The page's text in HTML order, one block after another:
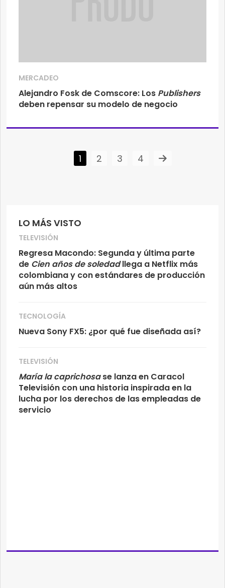
LO MÁS VISTO
TELEVISIÓN
Regresa Macondo: Segunda y última parte
de Cien años de soledadllega a Netflix más
colombiana y con estándares de producción
aún más altos
TECNOLOGÍA
Nueva Sony FX5: ¿por qué fue diseñada así?
TELEVISIÓN
María la caprichosase lanza en Caracol
Televisión con una historia inspirada en la
lucha por los derechos de las empleadas de
servicio
MERCADEO
Alejandro Fosk de Comscore: Los Publishers
deben repensar su modelo de negocio
1 2 3 4